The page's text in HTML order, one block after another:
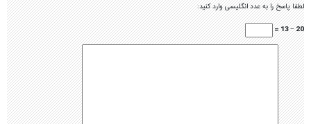
لطفا پاسخ را به عدد انگلیسی وارد کنید:
20 − 13 =